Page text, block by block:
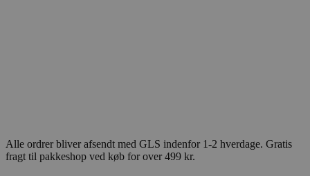
Alle ordrer bliver afsendt med GLS indenfor 1-2 hverdage. Gratis
fragt til pakkeshop ved køb for over 499 kr.